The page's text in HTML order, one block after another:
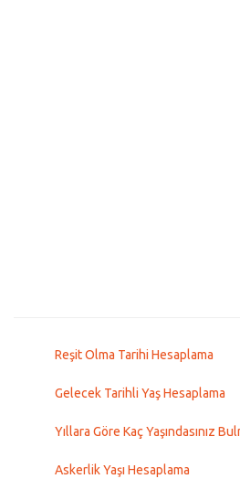
Reşit Olma Tarihi Hesaplama
Gelecek Tarihli Yaş Hesaplama
Yıllara Göre Kaç Yaşındasınız
Askerlik Yaşı Hesaplama